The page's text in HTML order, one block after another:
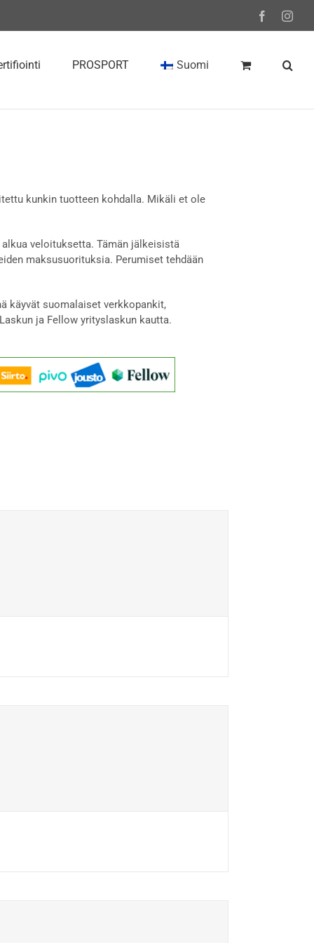
Facebook
PROSPORT Suomi
kunkin tuotteen kohdalla. Mikäli et ole
veloituksetta. Tämän jälkeisistä
maksusuorituksia. Perumiset tehdään
käyvät suomalaiset verkkopankit,
ja Fellow yrityslaskun kautta.